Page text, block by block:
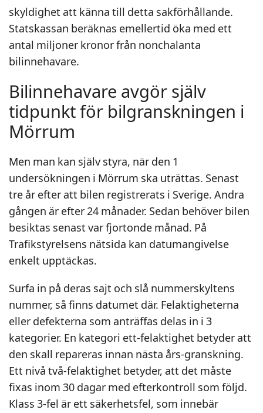
skyldighet att känna till detta sakförhållande.
Statskassan beräknas emellertid öka med ett
antal miljoner kronor från nonchalanta
bilinnehavare.
Bilinnehavare avgör själv
tidpunkt för bilgranskningen i
Mörrum
Men man kan själv styra, när den 1
undersökningen i Mörrum ska uträttas. Senast
tre år efter att bilen registrerats i Sverige. Andra
gången är efter 24 månader. Sedan behöver bilen
besiktas senast var fjortonde månad. På
Trafikstyrelsens nätsida kan datumangivelse
enkelt upptäckas.
Surfa in på deras sajt och slå nummerskyltens
nummer, så finns datumet där. Felaktigheterna
eller defekterna som anträffas delas in i 3
kategorier. En kategori ett-felaktighet betyder att
den skall repareras innan nästa års-granskning.
Ett nivå två-felaktighet betyder, att det måste
fixas inom 30 dagar med efterkontroll som följd.
Klass 3-fel är ett säkerhetsfel, som innebär